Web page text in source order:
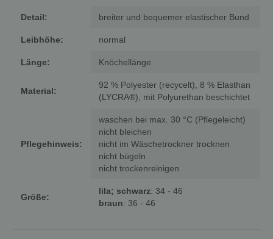
Detail: breiter und bequemer elastischer Bund
Leibhöhe: normal
Länge: Knöchellänge
Material:
92 % Polyester (recycelt), 8 % Elasthan
(LYCRA®), mit Polyurethan beschichtet
Pflegehinweis:
waschen bei max. 30 °C (Pflegeleicht)
nicht bleichen
nicht im Wäschetrockner trocknen
nicht bügeln
nicht trockenreinigen
Größe:
lila; schwarz: 34 - 46
braun: 36 - 46